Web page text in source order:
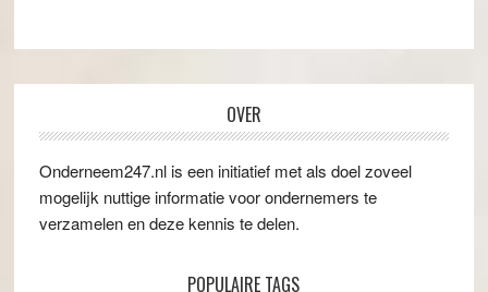
OVER
Onderneem247.nl is een initiatief met als doel zoveel
mogelijk nuttige informatie voor ondernemers te
verzamelen en deze kennis te delen.
POPULAIRE TAGS